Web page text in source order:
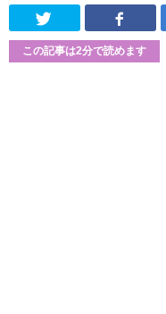
Twitter
この記事は2分で読めます